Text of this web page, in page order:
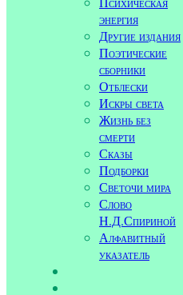
энергия
Другие издания
Поэтические
сборники
Отблески
Искры света
Жизнь без
смерти
Сказы
Подборки
Светочи мира
Слово
Н.Д.Спириной
Алфавитный
указатель